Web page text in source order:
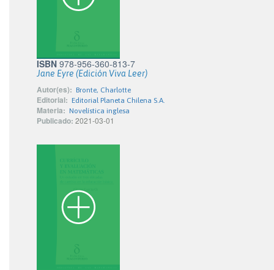
ISBN 978-956-360-813-7
Jane Eyre (Edición Viva Leer)
Autor(es): Bronte, Charlotte
Editorial: Editorial Planeta Chilena S.A.
Materia: Novelística inglesa
Publicado: 2021-03-01